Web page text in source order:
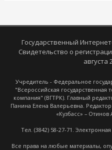
Государственный
Свидетельство о
августа
Учредитель - Федеральное
"Всероссийская государственная
компания" (ВГТРК). Главный
Панина Елена Валерьевна.
«Кузбасс» –
Тел. (3842) 58-27-71.
Все права на любые материалы,